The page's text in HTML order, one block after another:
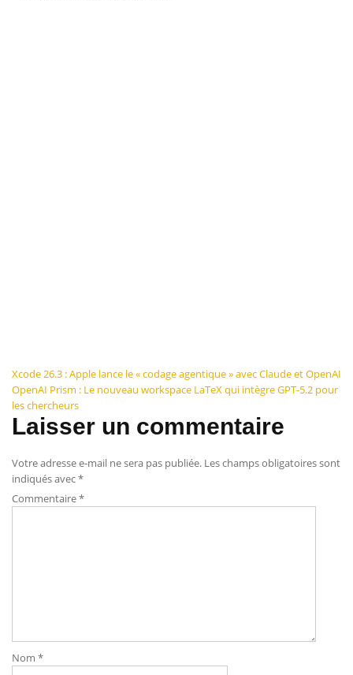
Navigation
de
l’article
Xcode 26.3 : Apple lance le « codage agentique » avec Claude et OpenAI
OpenAI Prism : Le nouveau workspace LaTeX qui intègre GPT-5.2 pour
les chercheurs
Laisser un commentaire
Votre adresse e-mail ne sera pas publiée. Les champs obligatoires sont
indiqués avec*
Commentaire*
Nom *